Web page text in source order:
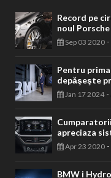
Record pe
noul
Sep 03 2020 -
Pentru
depăşeşte
Jan 17 2024-
apreciaza
Apr 23 2020 -
BMW i